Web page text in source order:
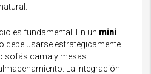
es fundamental. En un mini
debe usarse estratégicamente.
sofás cama y mesas
La integración